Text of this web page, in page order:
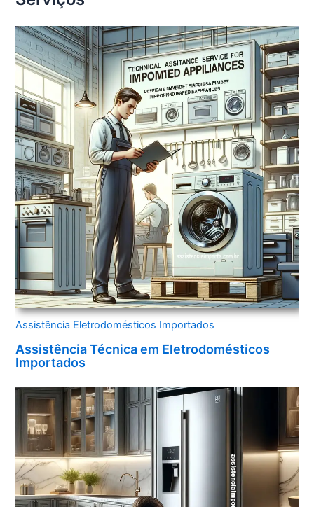
Assistência Eletrodomésticos Importados
Assistência Técnica em Eletrodomésticos
Importados